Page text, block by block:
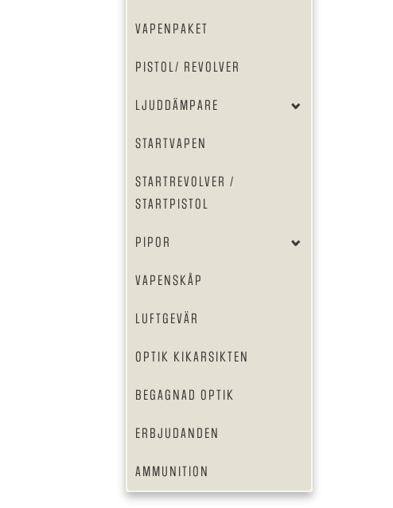
VAPENPAKET
PISTOL/ REVOLVER
LJUDDÄMPARE
STARTVAPEN
STARTREVOLVER /
STARTPISTOL
PIPOR
VAPENSKÅP
LUFTGEVÄR
OPTIK KIKARSIKTEN
BEGAGNAD OPTIK
ERBJUDANDEN
AMMUNITION